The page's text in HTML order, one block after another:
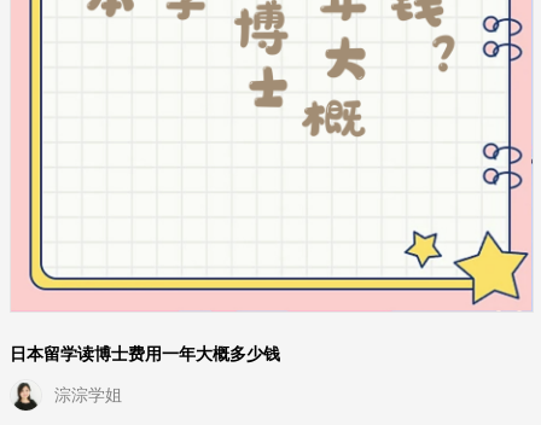
日本留学读博士费用一年大概多少钱
淙淙学姐